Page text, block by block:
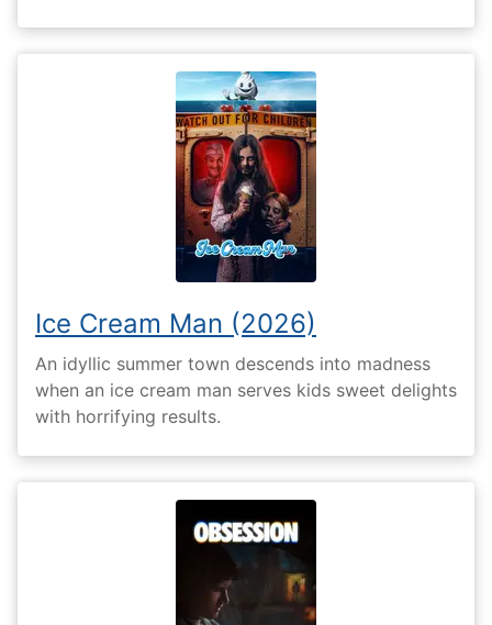
Ice Cream Man (2026)
An idyllic summer town descends into madness
when an ice cream man serves kids sweet delights
with horrifying results.